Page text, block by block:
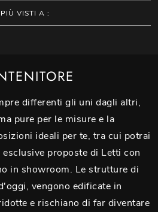
VISTI A :
differenti gli uni dagli altri,
pure per le misure e la
ideali per te, tra cui potrai
proposte di Letti con
in showroom. Le strutture di
vengono edificate in
e rischiano di far diventare